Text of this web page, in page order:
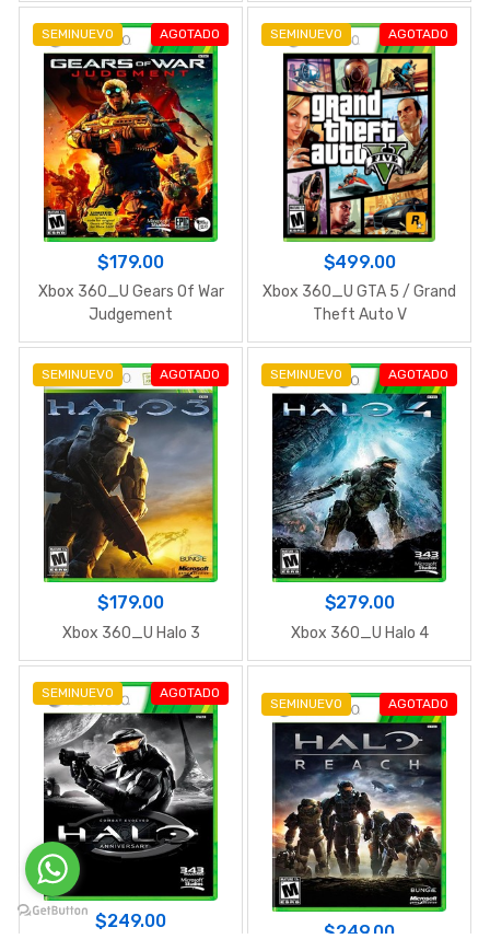
AGOTADO
SEMINUEVO
$179.00
Xbox 360_U Gears Of War
Judgement
AGOTADO
SEMINUEVO
$499.00
Xbox 360_U GTA 5 / Grand
Theft Auto V
AGOTADO
SEMINUEVO
$179.00
Xbox 360_U Halo 3
AGOTADO
SEMINUEVO
$279.00
Xbox 360_U Halo 4
AGOTADO
SEMINUEVO
$249.00
AGOTADO
SEMINUEVO
$249.00